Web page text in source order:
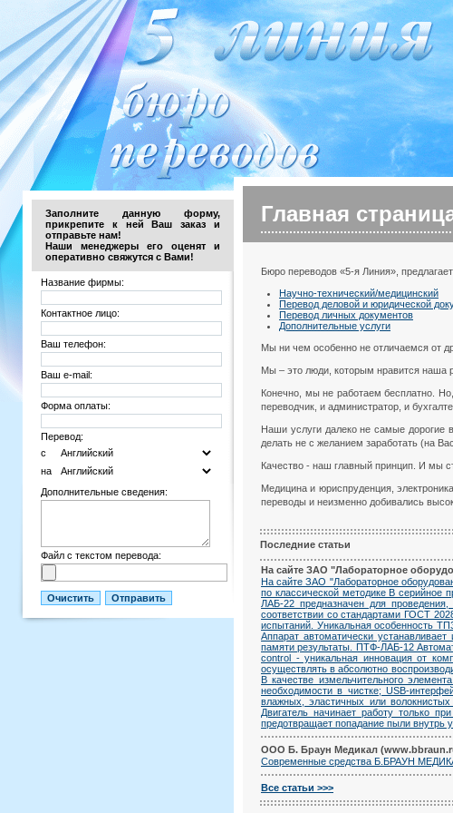
Заполните данную форму,
прикрепите к ней Ваш заказ и
отправьте нам!
Наши менеджеры его оценят и
оперативно свяжутся с Вами!
Название фирмы:
Контактное лицо:
Ваш телефон:
Ваш e-mail:
Форма оплаты:
Перевод:
с
на
Дополнительные сведения:
Файл с текстом перевода:
Главная
Бюро переводов «5-я Линия»,
Научно-технический/медицинский
Перевод деловой и юридической
Перевод личных документов
Дополнительные услуги
Мы ни чем особенно не отличаемся от
Мы – это люди, которым нравится наша
Конечно, мы не работаем бесплатно.
переводчик, и администратор, и
Наши услуги далеко не самые дорогие
делать не с желанием заработать (на
Качество - наш главный принцип. И мы
Медицина и юриспруденция,
переводы и неизменно добивались
Последние статьи
На сайте ЗАО "Лабораторное
На сайте ЗАО "Лабораторное
по классической методике В серийное
ЛАБ-22 предназначен для
соответствии со стандартами ГОСТ
испытаний. Уникальная особенность
Аппарат автоматически
памяти результаты. ПТФ-ЛАБ-12
control - уникальная инновация от
осуществлять в абсолютно
В качестве измельчительного
необходимости в чистке; USB-
влажных, эластичных или
Двигатель начинает работу только
предотвращает попадание пыли внутрь
ООО Б. Браун Медикал
Современные средства Б.БРАУН
Все статьи >>>